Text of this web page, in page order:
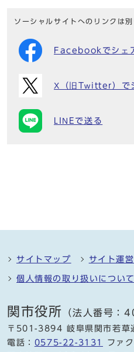
ソーシャルサイトへのリンクは
Facebookでシェ
X（旧Twitter）で
LINEで送る
サイトマップ サイト運
個人情報の取り扱いについて
関市役所 （法人番号
〒501-3894 岐阜県関市若草
電話： 0575-22-3131
ファ